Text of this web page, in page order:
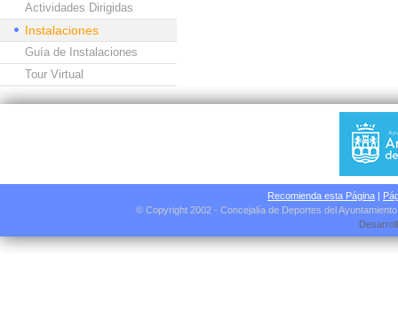
Actividades Dirigidas
Instalaciones
Guía de Instalaciones
Tour Virtual
Recomienda esta Página |
© Copyright 2002 - Concejalía de Deportes del